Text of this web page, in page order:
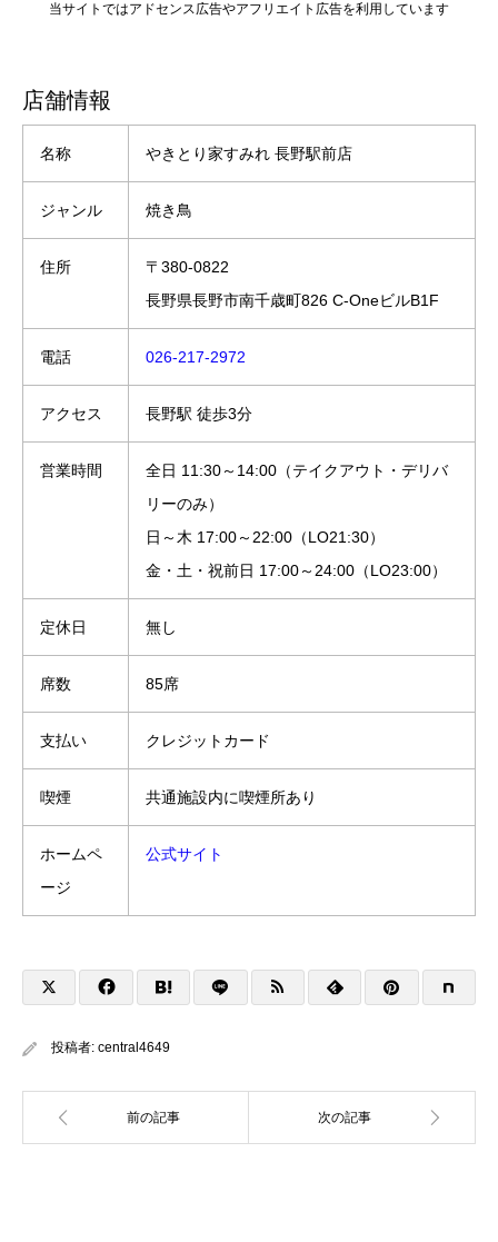
当サイトではアドセンス広告やアフリエイト広告を利用しています
店舗情報
名称 やきとり家すみれ 長野駅前店
ジャンル 焼き鳥
住所
〒380-0822
長野県長野市南千歳町826 C-OneビルB1F
電話 026-217-2972
アクセス 長野駅 徒歩3分
営業時間
全日 11:30～14:00（テイクアウト・デリバ
リーのみ）
日～木 17:00～22:00（LO21:30）
金・土・祝前日 17:00～24:00（LO23:00）
定休日 無し
席数 85席
支払い クレジットカード
喫煙 共通施設内に喫煙所あり
ホームペ
ージ
公式サイト
投稿者: central4649